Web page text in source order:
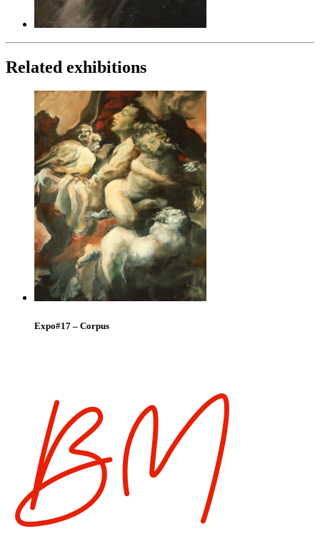
Related exhibitions
Expo#17 – Corpus